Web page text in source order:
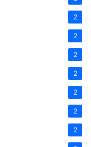
2
2
2
2
2
2
2